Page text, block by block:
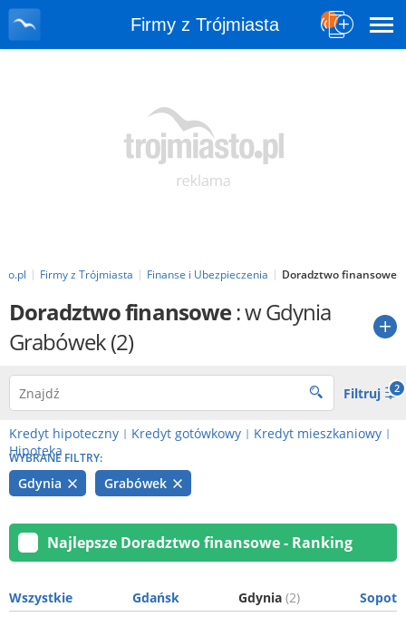
Firmy z Trójmiasta
Firmy z Trójmiasta Finanse i Ubezpieczenia Doradztwo finansowe
Doradztwo finansowe: w Gdynia
Grabówek(2)
Filtruj 2
Kredyt hipoteczny | Kredyt gotówkowy | Kredyt mieszkaniowy |
Hipoteka
WYBRANE FILTRY:
Gdynia Grabówek
Najlepsze Doradztwo finansowe - Ranking
Wszystkie Gdańsk Gdynia(2) Sopot